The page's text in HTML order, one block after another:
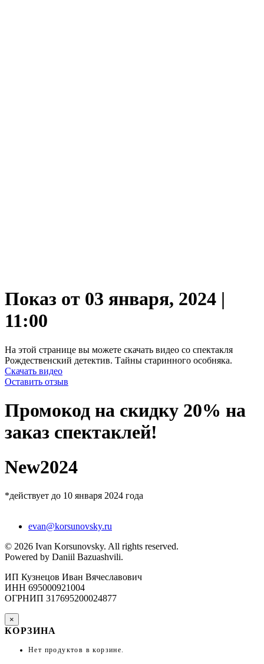
Показ от 03 января, 2024 |
11:00
На этой странице вы можете скачать видео со спектакля
Рождественский детектив. Тайны старинного особняка.
Скачать видео
Оставить отзыв
Промокод на скидку 20% на
заказ спектаклей!
New2024
*действует до 10 января 2024 года
evan@korsunovsky.ru
© 2026 Ivan Korsunovsky. All rights reserved.
Powered by Daniil Bazuashvili.
ИП Кузнецов Иван Вячеславович
ИНН 695000921004
ОГРНИП 317695200024877
×
КОРЗИНА
Нет продуктов в корзине.